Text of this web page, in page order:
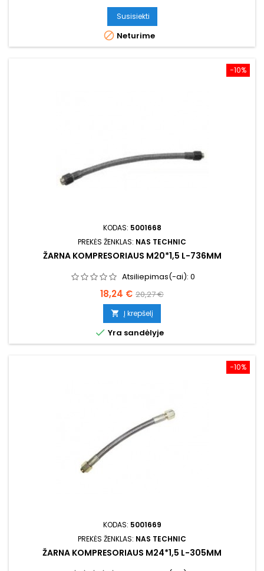
Susisiekti
 Neturime
−10%
KODAS: 5001668
PREKĖS ŽENKLAS: NAS TECHNIC
ŽARNA KOMPRESORIAUS M20*1,5 L-736MM
Atsiliepimas(-ai): 0
Kaina
18,24 € Bazinė
kaina
20,27 €
 Į krepšelį
 Yra sandėlyje
−10%
KODAS: 5001669
PREKĖS ŽENKLAS: NAS TECHNIC
ŽARNA KOMPRESORIAUS M24*1,5 L-305MM